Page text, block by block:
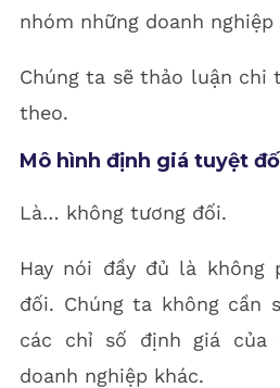
nhóm những doanh
Chúng ta sẽ thảo luận
theo.
Mô hình định giá tuyệt
Là… không tương đối.
Hay nói đầy đủ là không
đối. Chúng ta không cần
các chỉ số định giá của
doanh nghiệp khác.